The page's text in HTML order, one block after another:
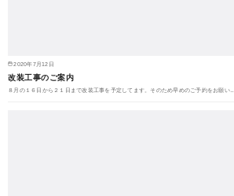
2020年7月12日
改装工事のご案内
８月の１６日から２１日まで改装工事を予定してます。そのため早めのご予約をお願い…